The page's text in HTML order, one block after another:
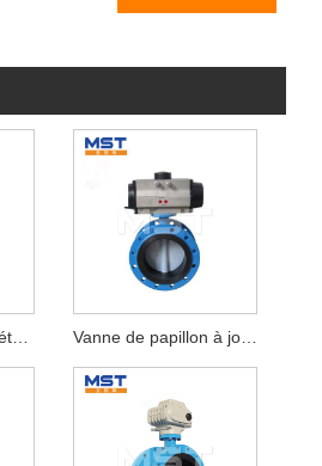
Valve de papillon métallique métallique